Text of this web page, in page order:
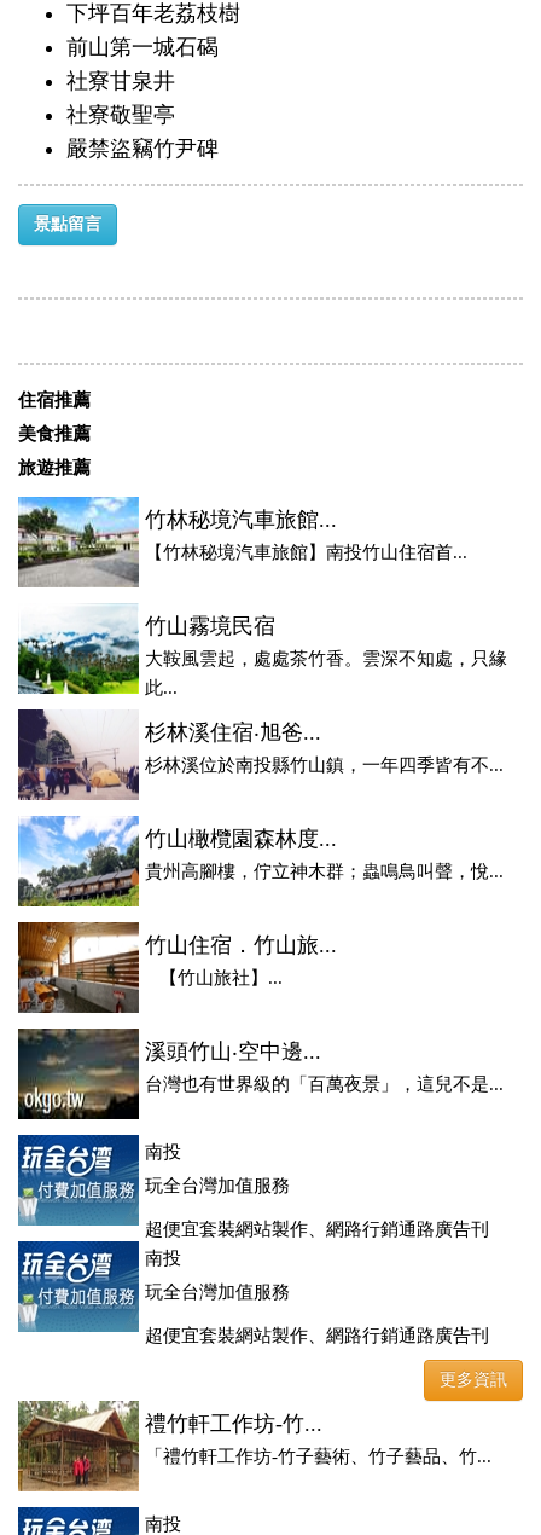
下坪百年老荔枝樹
前山第一城石碣
社寮甘泉井
社寮敬聖亭
嚴禁盜竊竹尹碑
景點留言
住宿推薦
美食推薦
旅遊推薦
竹林秘境汽車旅館...
【竹林秘境汽車旅館】南投竹山住宿首...
竹山霧境民宿
大鞍風雲起，處處茶竹香。雲深不知處，只緣
此...
杉林溪住宿‧旭爸...
杉林溪位於南投縣竹山鎮，一年四季皆有不...
竹山橄欖園森林度...
貴州高腳樓，佇立神木群；蟲鳴鳥叫聲，悅...
竹山住宿．竹山旅...
【竹山旅社】...
溪頭竹山‧空中邊...
台灣也有世界級的「百萬夜景」，這兒不是...
南投
玩全台灣加值服務
超便宜套裝網站製作、網路行銷通路廣告刊
登、訂房系統、客房委託旅行社銷售，全面優惠中....
南投
玩全台灣加值服務
超便宜套裝網站製作、網路行銷通路廣告刊
登、訂房系統、客房委託旅行社銷售，全面優惠中....
更多資訊
禮竹軒工作坊-竹...
「禮竹軒工作坊-竹子藝術、竹子藝品、竹...
南投